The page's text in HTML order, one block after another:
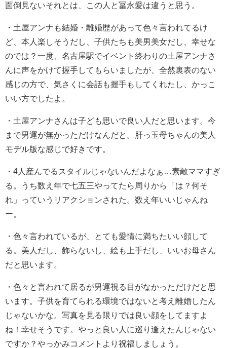
面倒見ないそれとは、この人と冨永愛は違うと思う。
・ 土屋アンナも結婚・離婚歴があって色々言われてるけ
ど、 本人楽しそうだし、子供たちも美男美女だし、幸せな
のでは？ 一度、名古屋駅でイベント終わりの土屋アンナさ
んに声をかけて握手してもらいましたが、全然裏表のない
感じの方で、気さくに会話も握手もしてくれたし、かっこ
いい方でしたよ。
・ 土屋アンナさんは子ども思いで良い人だと思います。今
まで男運が無かっただけなんだと。肝っ玉母ちゃんの美人
モデル版な感じで好きです。
・ 4人産んでるスタイルじゃないんだよなぁ… 素敵ママすぎ
る。
うち数え年で七五三やってたら周りから「は？何そ
れ」っていうリアクションされた。 数え年いいじゃんね
ー。
・ 色々言われているが、とても愛情に満ちたいい顔して
る。美人だし、飾らないし、絵も上手だし、いいお母さん
だと思います。
・ 色々と言われて居るが男運視る目がなかっただけだと思
います。 子供を育てられる環境ではないと考え離婚したん
じゃないかな。 写真を見る限りでは良い顔をしてますよ
ね！ 幸せそうです。 やっと良い人に巡り逢えたんじゃない
ですか？ やっかみコメントより祝福しましょう。